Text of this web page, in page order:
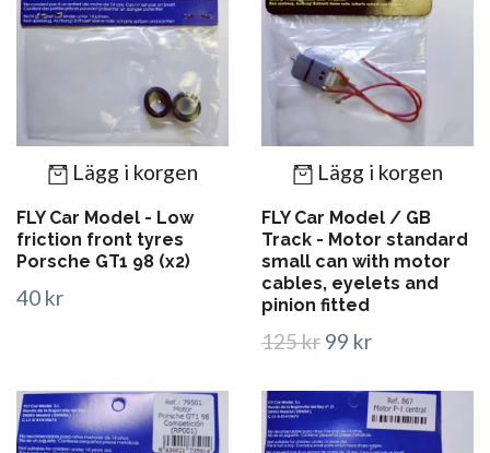
Lägg i korgen
FLY Car Model - Low
friction front tyres
Porsche GT1 98 (x2)
40 kr
Lägg i korgen
FLY Car Model / GB
Track - Motor standard
small can with motor
cables, eyelets and
pinion fitted
125 kr 99 kr